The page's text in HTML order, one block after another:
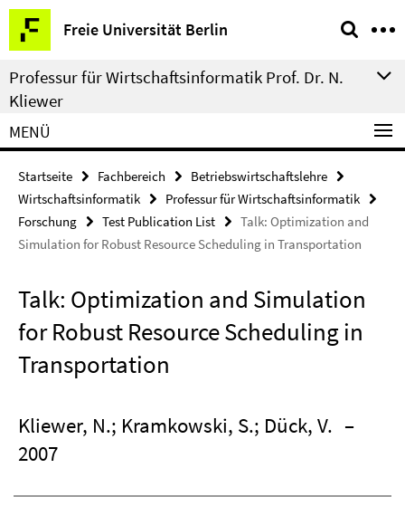
Springe
direkt
zu
Inhalt
Freie Universität Berlin
Service-
Navigation
Professur für Wirtschaftsinformatik Prof. Dr. N.
Kliewer
MENÜ
Startseite Fachbereich
Betriebswirtschaftslehre
Wirtschaftsinformatik
Professur für Wirtschaftsinformatik
Forschung
Test Publication List
Talk: Optimization and
Simulation for Robust Resource Scheduling in Transportation
Talk: Optimization and Simulation
for Robust Resource Scheduling in
Transportation
Kliewer, N.; Kramkowski, S.; Dück, V. –
2007